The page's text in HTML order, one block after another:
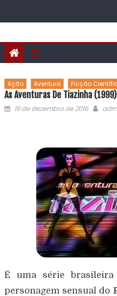
Ação Aventura Ficção
As Aventuras De Tiazinha (1999)
16 de dezembro de 2016
É uma série
personagem sensual do